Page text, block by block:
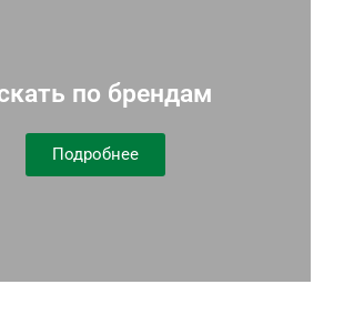
по брендам
Подробнее